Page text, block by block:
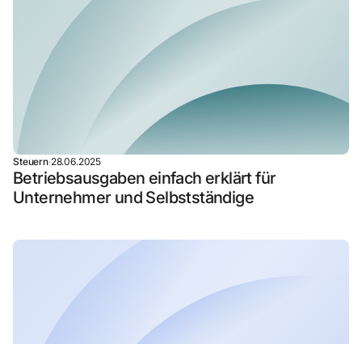
Steuern·28.06.2025
Betriebsausgaben einfach erklärt für
Unternehmer und Selbstständige